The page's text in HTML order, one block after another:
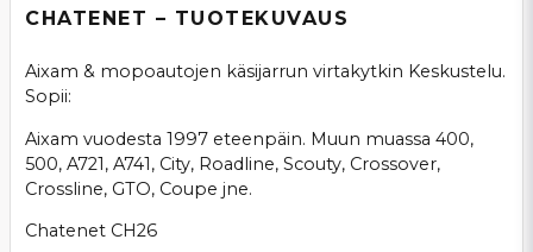
CHATENET – TUOTEKUVAUS
Aixam & mopoautojen käsijarrun virtakytkin Keskustelu.
Sopii:
Aixam vuodesta 1997 eteenpäin. Muun muassa 400,
500, A721, A741, City, Roadline, Scouty, Crossover,
Crossline, GTO, Coupe jne.
Chatenet CH26